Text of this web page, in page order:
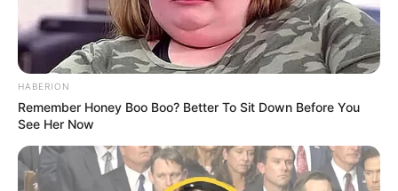
HABERION
Remember Honey Boo Boo? Better To Sit Down Before You
See Her Now